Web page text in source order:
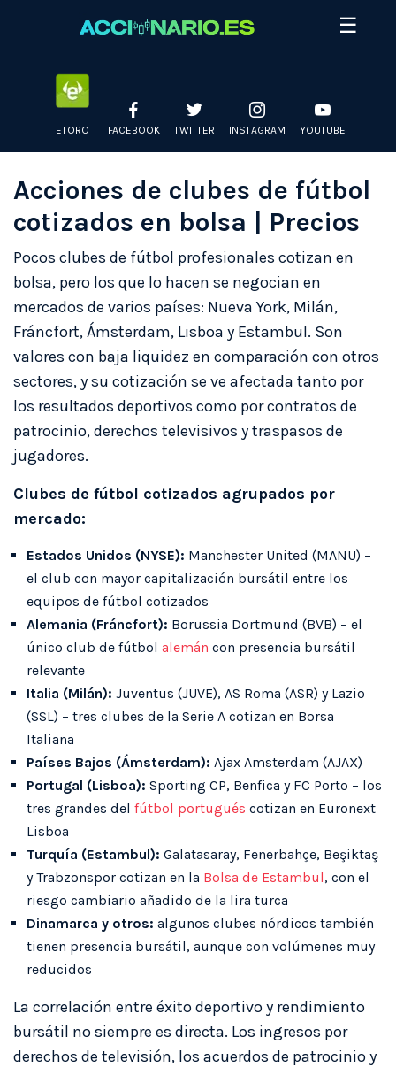
☰
ETORO FACEBOOK TWITTER INSTAGRAM YOUTUBE
Acciones de clubes de fútbol
cotizados en bolsa | Precios
Pocos clubes de fútbol profesionales cotizan en
bolsa, pero los que lo hacen se negocian en
mercados de varios países: Nueva York, Milán,
Fráncfort, Ámsterdam, Lisboa y Estambul. Son
valores con baja liquidez en comparación con otros
sectores, y su cotización se ve afectada tanto por
los resultados deportivos como por contratos de
patrocinio, derechos televisivos y traspasos de
jugadores.
Clubes de fútbol cotizados agrupados por
mercado:
Estados Unidos (NYSE): Manchester United (MANU) –
el club con mayor capitalización bursátil entre los
equipos de fútbol cotizados
Alemania (Fráncfort): Borussia Dortmund (BVB) – el
único club de fútbol alemán con presencia bursátil
relevante
Italia (Milán): Juventus (JUVE), AS Roma (ASR) y Lazio
(SSL) – tres clubes de la Serie A cotizan en Borsa
Italiana
Países Bajos (Ámsterdam): Ajax Amsterdam (AJAX)
Portugal (Lisboa): Sporting CP, Benfica y FC Porto – los
tres grandes del fútbol portugués cotizan en Euronext
Lisboa
Turquía (Estambul): Galatasaray, Fenerbahçe, Beşiktaş
y Trabzonspor cotizan en la Bolsa de Estambul, con el
riesgo cambiario añadido de la lira turca
Dinamarca y otros: algunos clubes nórdicos también
tienen presencia bursátil, aunque con volúmenes muy
reducidos
La correlación entre éxito deportivo y rendimiento
bursátil no siempre es directa. Los ingresos por
derechos de televisión, los acuerdos de patrocinio y